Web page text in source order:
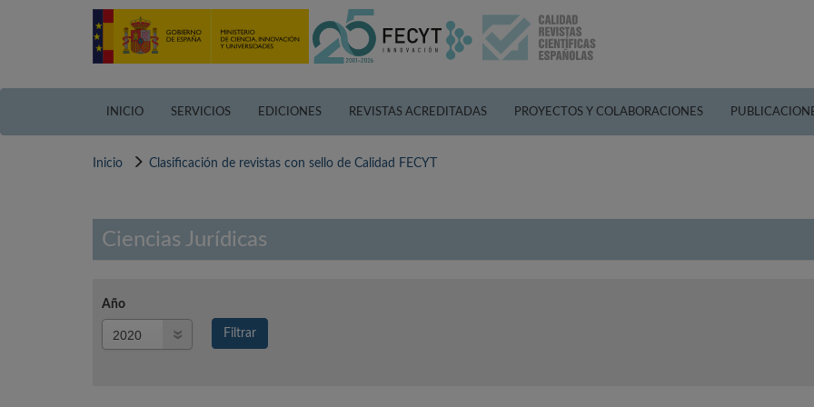
INICIO SERVICIOS EDICIONES REVISTAS ACREDITADAS PROYECTOS Y COLABORACIONES
Inicio Clasificación de revistas con sello de Calidad FECYT
Ciencias Jurídicas
Año
Filtrar